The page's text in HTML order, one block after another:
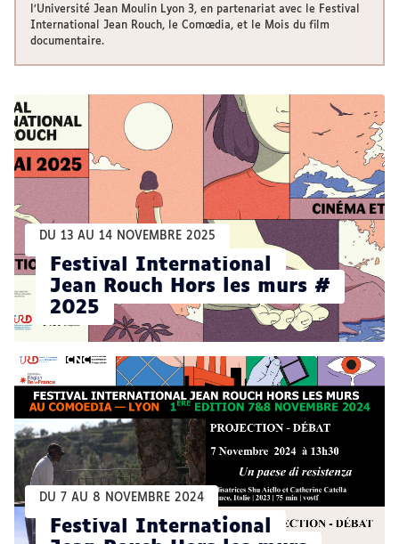
l’Université Jean Moulin Lyon 3, en partenariat avec le Festival
International Jean Rouch, le Comœdia, et le Mois du film
documentaire.
DU 13 AU 14 NOVEMBRE 2025
Festival International
Jean Rouch Hors les murs #
2025
DU 7 AU 8 NOVEMBRE 2024
Festival International